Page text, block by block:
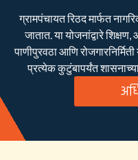
ग्रामपंचायत रिठद मार्फत
जातात. या योजनांद्वारे
पाणीपुरवठा आणि
प्रत्येक कुटुंबापर्यंत